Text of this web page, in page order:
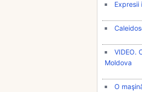
Expresii
VIDEO.
Moldova
O